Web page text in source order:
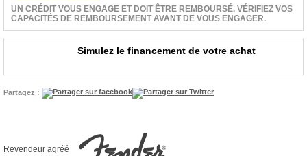
UN CRÉDIT VOUS ENGAGE ET DOIT ÊTRE REMBOURSÉ. VÉRIFIEZ VOS
CAPACITÉS DE REMBOURSEMENT AVANT DE VOUS ENGAGER.
Simulez le financement de votre achat
Partagez :
Revendeur agréé